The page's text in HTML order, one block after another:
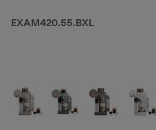
EXAM420.55.BXL